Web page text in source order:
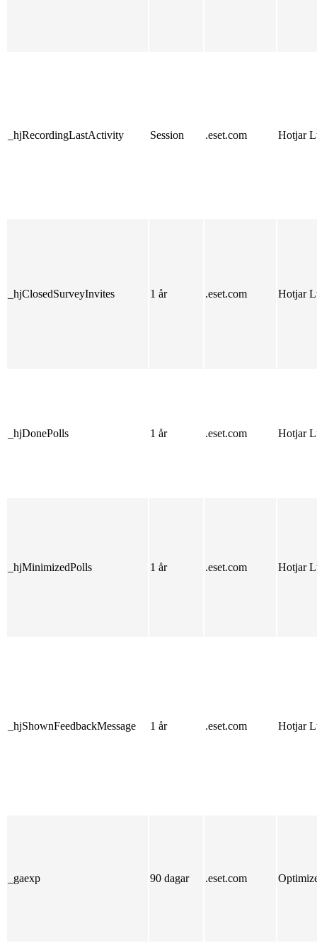
_hjRecordingLastActivity Session .eset.com Hotjar
_hjClosedSurveyInvites 1 år .eset.com Hotjar
_hjDonePolls 1 år .eset.com Hotjar
_hjMinimizedPolls 1 år .eset.com Hotjar
_hjShownFeedbackMessage 1 år .eset.com Hotjar
_gaexp 90 dagar .eset.com